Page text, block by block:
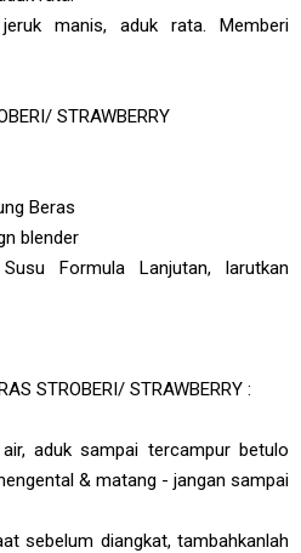
manis, aduk rata. Memberi
STRAWBERRY
Beras
blender
Formula Lanjutan, larutkan
STROBERI/ STRAWBERRY :
aduk sampai tercampur betulo
& matang - jangan sampai
sebelum diangkat, tambahkanlah